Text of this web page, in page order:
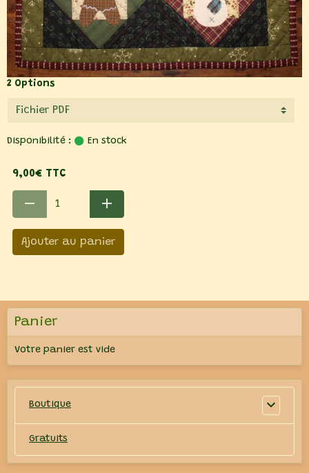
2 Options
Disponibilité : En stock
9,00€ TTC
Ajouter au panier
Panier
Votre panier est vide
Boutique
Gratuits